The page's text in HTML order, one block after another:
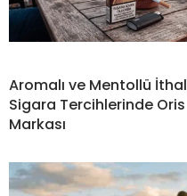
Aromalı ve Mentollü İthal
Sigara Tercihlerinde Oris
Markası